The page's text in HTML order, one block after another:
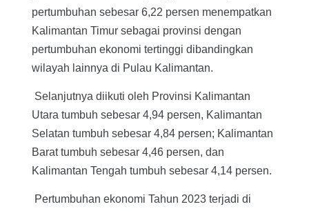
pertumbuhan sebesar 6,22 persen menempatkan
Kalimantan Timur sebagai provinsi dengan
pertumbuhan ekonomi tertinggi dibandingkan
wilayah lainnya di Pulau Kalimantan.
Selanjutnya diikuti oleh Provinsi Kalimantan
Utara tumbuh sebesar 4,94 persen, Kalimantan
Selatan tumbuh sebesar 4,84 persen; Kalimantan
Barat tumbuh sebesar 4,46 persen, dan
Kalimantan Tengah tumbuh sebesar 4,14 persen.
Pertumbuhan ekonomi Tahun 2023 terjadi di